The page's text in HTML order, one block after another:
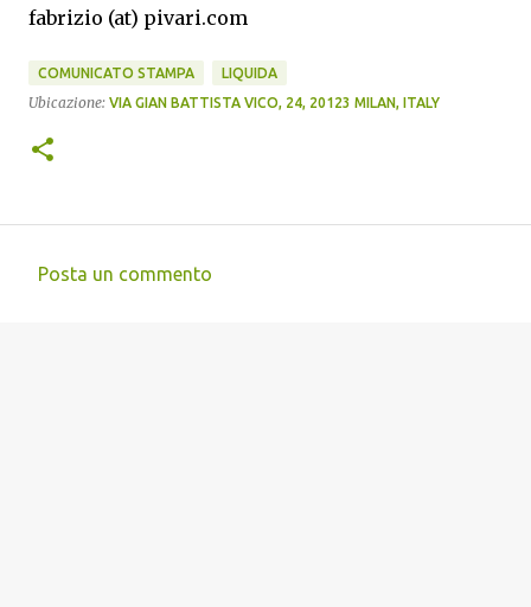
fabrizio (at) pivari.com
COMUNICATO STAMPA LIQUIDA
Ubicazione: VIA GIAN BATTISTA VICO, 24, 20123 MILAN, ITALY
Posta un commento